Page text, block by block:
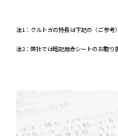
注1：クルトガの特長は下記の〈ご参考
注2：弊社では暗記用赤シートのお取り